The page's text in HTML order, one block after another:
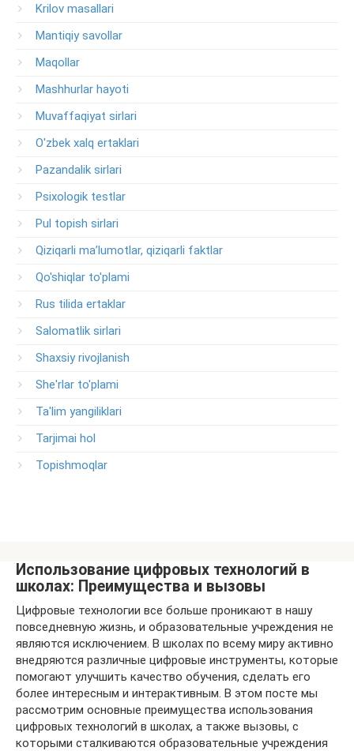
Krilov masallari
Mantiqiy savollar
Maqollar
Mashhurlar hayoti
Muvaffaqiyat sirlari
O'zbek xalq ertaklari
Pazandalik sirlari
Psixologik testlar
Pul topish sirlari
Qiziqarli ma’lumotlar, qiziqarli faktlar
Qo'shiqlar to'plami
Rus tilida ertaklar
Salomatlik sirlari
Shaxsiy rivojlanish
She'rlar to'plami
Ta'lim yangiliklari
Tarjimai hol
Topishmoqlar
Использование цифровых технологий в
школах: Преимущества и вызовы
Цифровые технологии все больше проникают в нашу
повседневную жизнь, и образовательные учреждения не
являются исключением. В школах по всему миру активно
внедряются различные цифровые инструменты, которые
помогают улучшить качество обучения, сделать его
более интересным и интерактивным. В этом посте мы
рассмотрим основные преимущества использования
цифровых технологий в школах, а также вызовы, с
которыми сталкиваются образовательные учреждения